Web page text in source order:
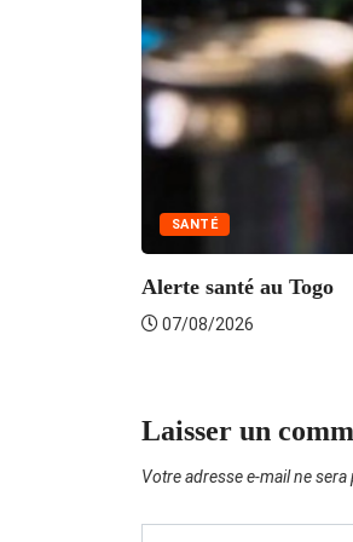
SANTÉ
Alerte santé au Togo
07/08/2026
Laisser un
Votre adresse e-mail ne sera